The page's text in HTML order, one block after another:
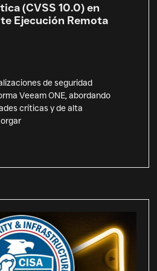
(CVSS 10.0) en
Ejecución Remota
de seguridad
Veeam ONE, abordando
críticas y de alta